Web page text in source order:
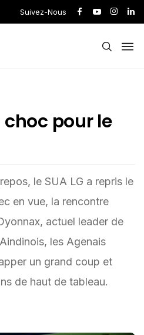
Suivez-Nous
pour le
le SUA LG a repris le
en vue, la rencontre
actuel leader de
les Agenais
un grand coup et
de haut de tableau.